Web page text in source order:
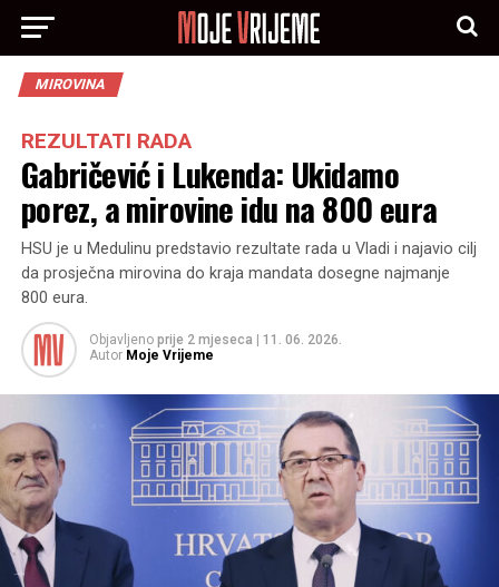
MIROVINA
REZULTATI RADA
Gabričević i Lukenda: Ukidamo
porez, a mirovine idu na 800 eura
HSU je u Medulinu predstavio rezultate rada u Vladi i najavio cilj
da prosječna mirovina do kraja mandata dosegne najmanje
800 eura.
Objavljeno prije 2 mjeseca
11. 06. 2026.
Autor Moje Vrijeme